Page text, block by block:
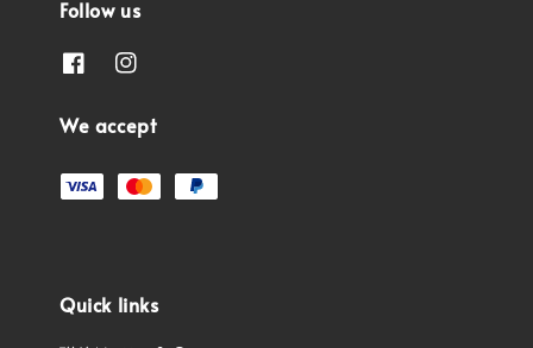
Follow us
We accept
Quick links